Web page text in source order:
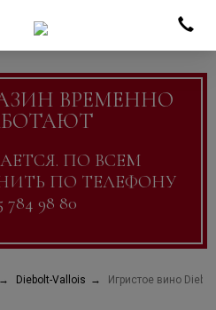
ВРЕМЕННО
ПО ВСЕМ
ПО ТЕЛЕФОНУ
784 98 80
Diebolt-Vallois Игристое вино